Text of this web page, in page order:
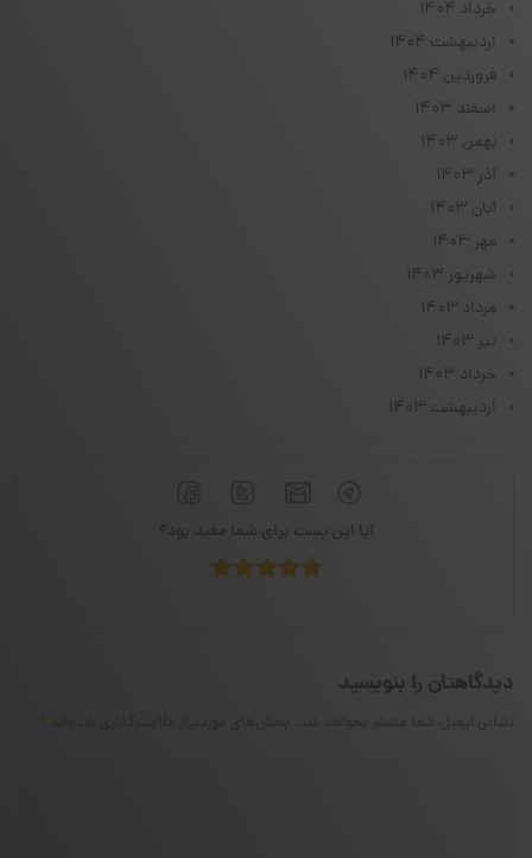
خرداد ۱۴۰۴
اردیبهشت ۱۴۰۴
فروردین ۱۴۰۴
اسفند ۱۴۰۳
بهمن ۱۴۰۳
آذر ۱۴۰۳
آبان ۱۴۰۳
مهر ۱۴۰۳
شهریور ۱۴۰۳
مرداد ۱۴۰۳
تیر ۱۴۰۳
خرداد ۱۴۰۳
اردیبهشت ۱۴۰۳
آیا این پست برای شما مفید بود؟
دیدگاهتان را بنویسید
*